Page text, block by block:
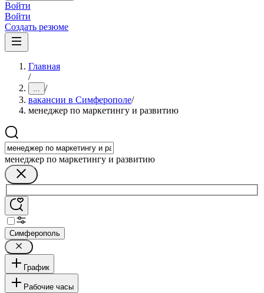
Войти
Войти
Создать резюме
Главная
/
... /
вакансии в Симферополе/
менеджер по маркетингу и развитию
менеджер по маркетингу и развитию
Симферополь
График
Рабочие часы